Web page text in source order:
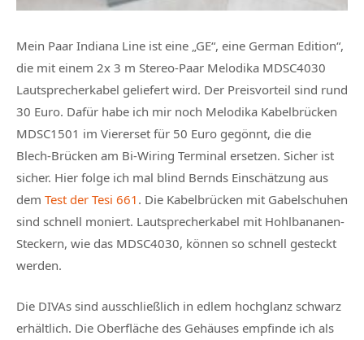
Mein Paar Indiana Line ist eine „GE“, eine German Edition“,
die mit einem 2x 3 m Stereo-Paar Melodika MDSC4030
Lautsprecherkabel geliefert wird. Der Preisvorteil sind rund
30 Euro. Dafür habe ich mir noch Melodika Kabelbrücken
MDSC1501 im Viererset für 50 Euro gegönnt, die die
Blech-Brücken am Bi-Wiring Terminal ersetzen. Sicher ist
sicher. Hier folge ich mal blind Bernds Einschätzung aus
dem Test der Tesi 661 . Die Kabelbrücken mit Gabelschuhen
sind schnell moniert. Lautsprecherkabel mit Hohlbananen-
Steckern, wie das MDSC4030, können so schnell gesteckt
werden.
Die DIVAs sind ausschließlich in edlem hochglanz schwarz
erhältlich. Die Oberfläche des Gehäuses empfinde ich als